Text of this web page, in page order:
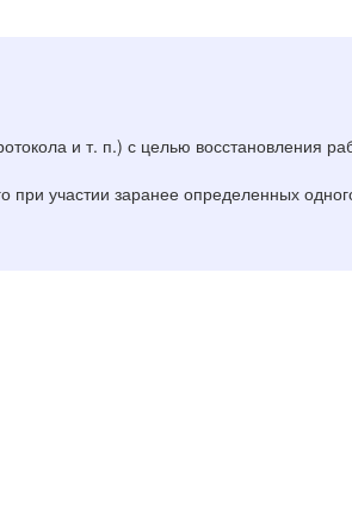
и т. п.) с целью восстановления
участии заранее определенных